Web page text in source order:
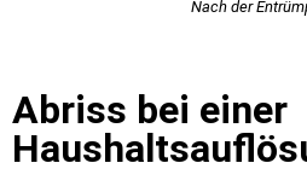
Nach der
Abriss bei einer